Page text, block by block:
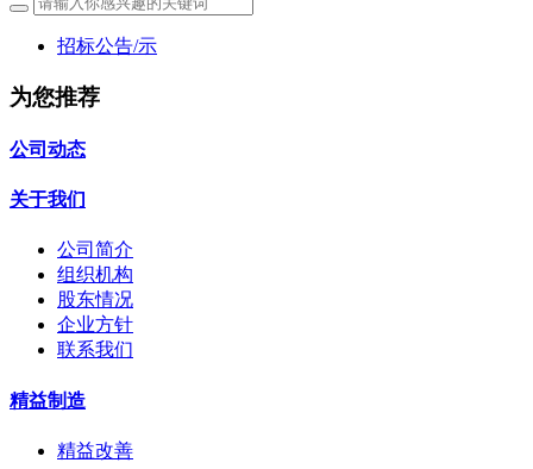
招标公告/示
为您推荐
公司动态
关于我们
公司简介
组织机构
股东情况
企业方针
联系我们
精益制造
精益改善